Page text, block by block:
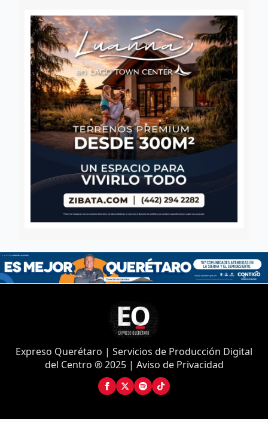
Expreso Querétaro | Servicios de Producción Digital
del Centro ® 2025 | Aviso de Privacidad